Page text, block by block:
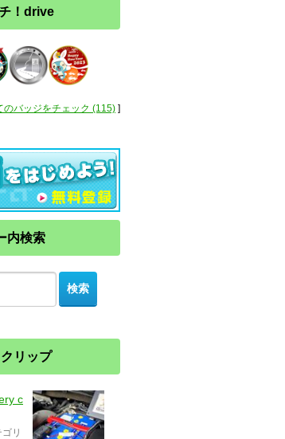
！drive
のバッジをチェック (115) ]
内検索
リップ
c
リ